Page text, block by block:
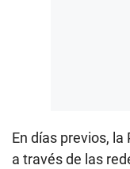
En días previos,
a través de las